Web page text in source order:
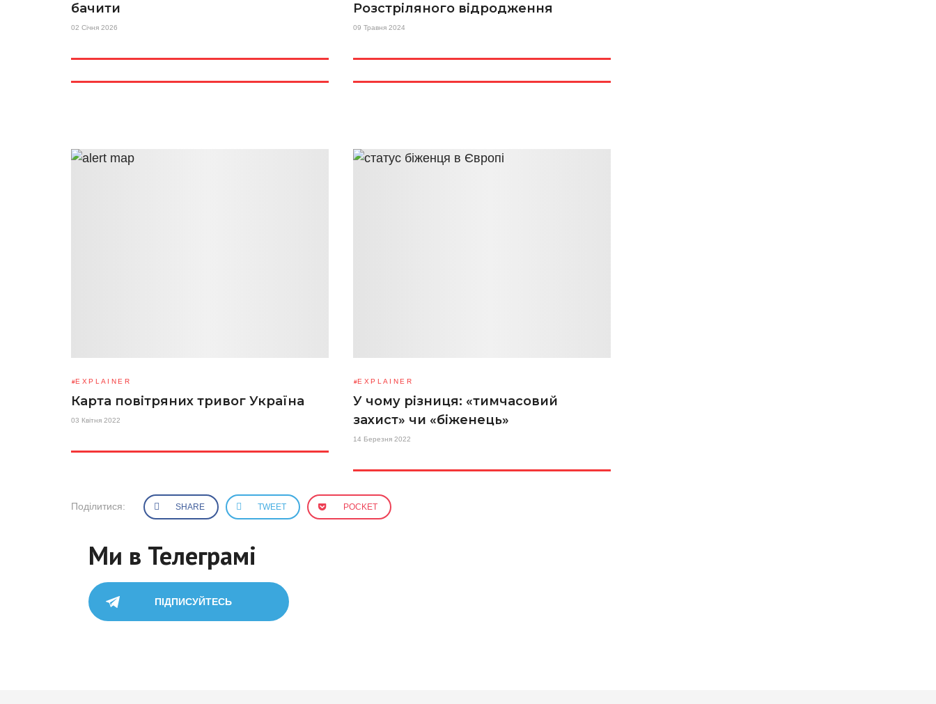
бачити
02 Січня 2026
Розстріляного відродження
09 Травня 2024
EXPLAINER
Карта повітряних тривог Україна
03 Квітня 2022
EXPLAINER
У чому різниця: «тимчасовий
захист» чи «біженець»
14 Березня 2022
Поділитися: SHARE TWEET POCKET
Ми в Телеграмі
ПІДПИСУЙТЕСЬ